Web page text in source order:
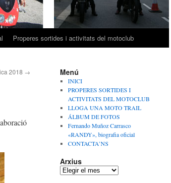
Properes sortides i activitats del motoclub
2018 → Menú
INICI
PROPERES SORTIDES I
ACTIVITATS DEL MOTOCLUB
LLOGA UNA MOTO TRAIL
ÁLBUM DE FOTOS
Fernando Muñoz Carrasco
«RANDY», biografia oficial
CONTACTA’NS
Arxius